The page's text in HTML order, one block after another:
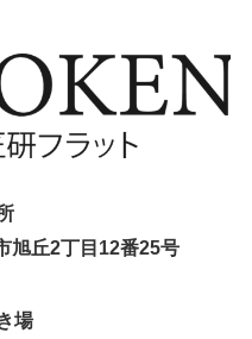
旭丘2丁目12番25号
場